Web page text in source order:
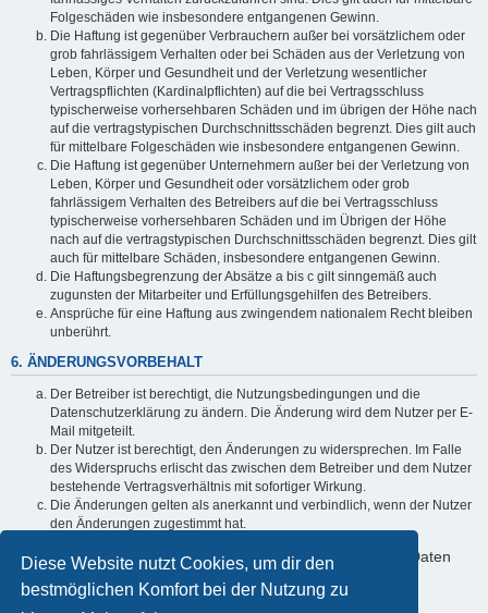
Diese Website nutzt Cookies, um dir den
bestmöglichen Komfort bei der Nutzung zu
Folgeschäden wie insbesondere entgangenen Gewinn.
Die Haftung ist gegenüber Verbrauchern außer bei vorsätzlichem oder
grob fahrlässigem Verhalten oder bei Schäden aus der Verletzung von
Leben, Körper und Gesundheit und der Verletzung wesentlicher
Vertragspflichten (Kardinalpflichten) auf die bei Vertragsschluss
typischerweise vorhersehbaren Schäden und im übrigen der Höhe nach
auf die vertragstypischen Durchschnittsschäden begrenzt. Dies gilt auch
für mittelbare Folgeschäden wie insbesondere entgangenen Gewinn.
Die Haftung ist gegenüber Unternehmern außer bei der Verletzung von
Leben, Körper und Gesundheit oder vorsätzlichem oder grob
fahrlässigem Verhalten des Betreibers auf die bei Vertragsschluss
typischerweise vorhersehbaren Schäden und im Übrigen der Höhe
nach auf die vertragstypischen Durchschnittsschäden begrenzt. Dies gilt
auch für mittelbare Schäden, insbesondere entgangenen Gewinn.
Die Haftungsbegrenzung der Absätze a bis c gilt sinngemäß auch
zugunsten der Mitarbeiter und Erfüllungsgehilfen des Betreibers.
Ansprüche für eine Haftung aus zwingendem nationalem Recht bleiben
unberührt.
6. ÄNDERUNGSVORBEHALT
Der Betreiber ist berechtigt, die Nutzungsbedingungen und die
Datenschutzerklärung zu ändern. Die Änderung wird dem Nutzer per E-
Mail mitgeteilt.
Der Nutzer ist berechtigt, den Änderungen zu widersprechen. Im Falle
des Widerspruchs erlischt das zwischen dem Betreiber und dem Nutzer
bestehende Vertragsverhältnis mit sofortiger Wirkung.
Die Änderungen gelten als anerkannt und verbindlich, wenn der Nutzer
den Änderungen zugestimmt hat.
Informationen über den Umgang mit deinen persönlichen Daten
sind in der Datenschutzerklärung enthalten.